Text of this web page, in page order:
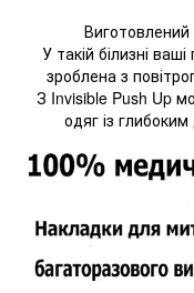
Виготовлений
У такій білизні
зроблена з
З Invisible Push Up
одяг із